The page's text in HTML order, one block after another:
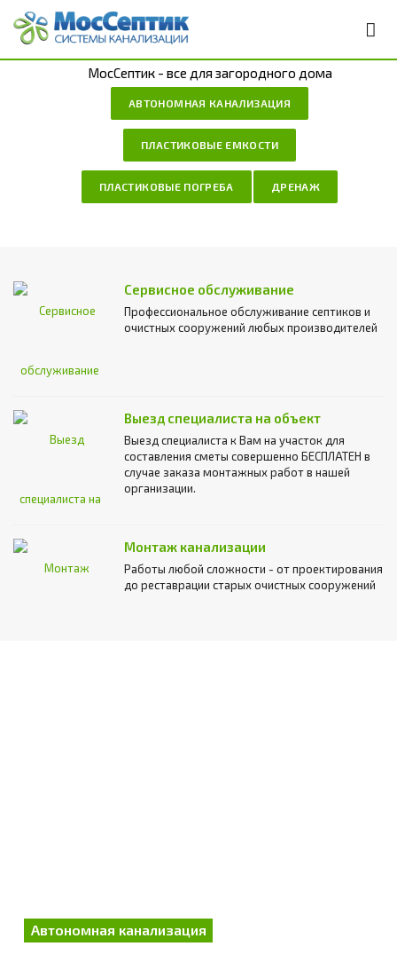
МосСептик - все для загородного дома
АВТОНОМНАЯ КАНАЛИЗАЦИЯ
ПЛАСТИКОВЫЕ ЕМКОСТИ
ПЛАСТИКОВЫЕ ПОГРЕБА ДРЕНАЖ
Сервисное обслуживание
Профессиональное обслуживание септиков и
очистных сооружений любых производителей
Выезд специалиста на объект
Выезд специалиста к Вам на участок для
составления сметы совершенно БЕСПЛАТЕН в
случае заказа монтажных работ в нашей
организации.
Монтаж канализации
Работы любой сложности - от проектирования
до реставрации старых очистных сооружений
Автономная канализация